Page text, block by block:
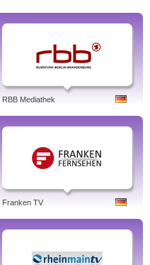
RBB Mediathek
Franken TV